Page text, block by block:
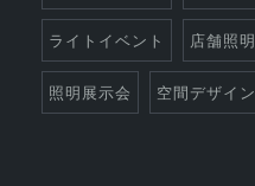
ライトイベント 店舗照明
照明展示会 空間デザイン